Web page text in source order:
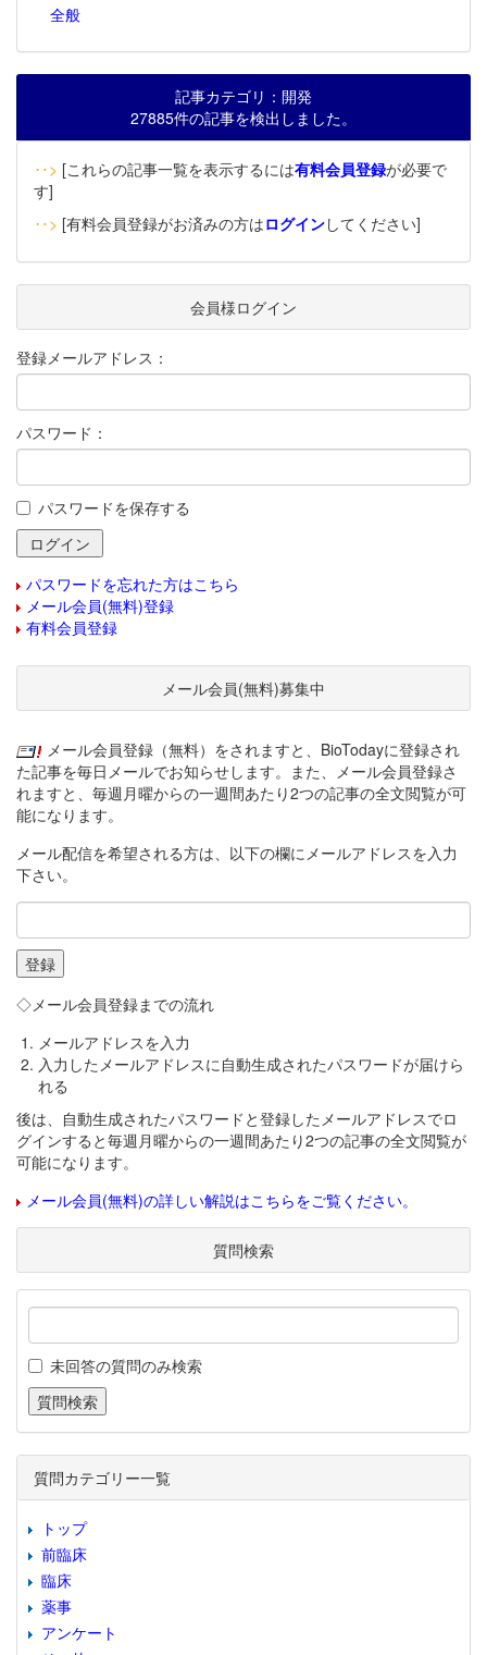
全般
記事カテゴリ：開発
27885件の記事を検出しました。
‥> [これらの記事一覧を表示するには有料会員登録が必要で
す]
‥> [有料会員登録がお済みの方はログインしてください]
会員様ログイン
登録メールアドレス：
パスワード：
パスワードを保存する
パスワードを忘れた方はこちら
メール会員(無料)登録
有料会員登録
メール会員(無料)募集中
メール会員登録（無料）をされますと、BioTodayに登録され
た記事を毎日メールでお知らせします。また、メール会員登録さ
れますと、毎週月曜からの一週間あたり2つの記事の全文閲覧が可
能になります。
メール配信を希望される方は、以下の欄にメールアドレスを入力
下さい。
◇メール会員登録までの流れ
メールアドレスを入力
入力したメールアドレスに自動生成されたパスワードが届けら
れる
後は、自動生成されたパスワードと登録したメールアドレスでロ
グインすると毎週月曜からの一週間あたり2つの記事の全文閲覧が
可能になります。
メール会員(無料)の詳しい解説はこちらをご覧ください。
質問検索
未回答の質問のみ検索
質問カテゴリー一覧
トップ
前臨床
臨床
薬事
アンケート